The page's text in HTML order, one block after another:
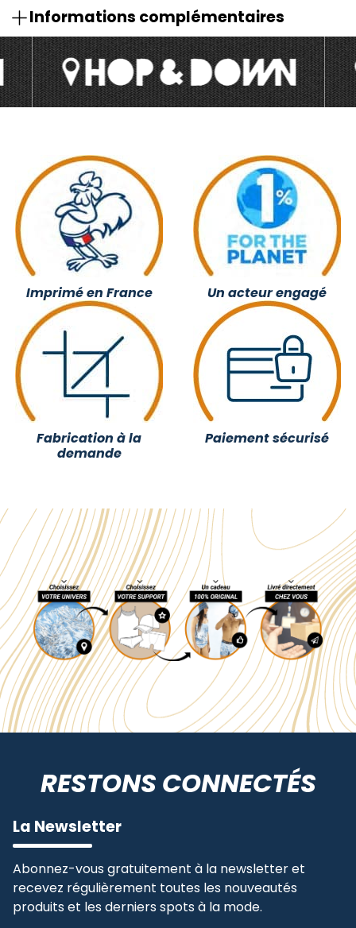
Informations complémentaires
Imprimé en France Un acteur engagé
Fabrication à la
demande
Paiement sécurisé
RESTONS CONNECTÉS
La Newsletter
Abonnez-vous gratuitement à la newsletter et
recevez régulièrement toutes les nouveautés
produits et les derniers spots à la mode.